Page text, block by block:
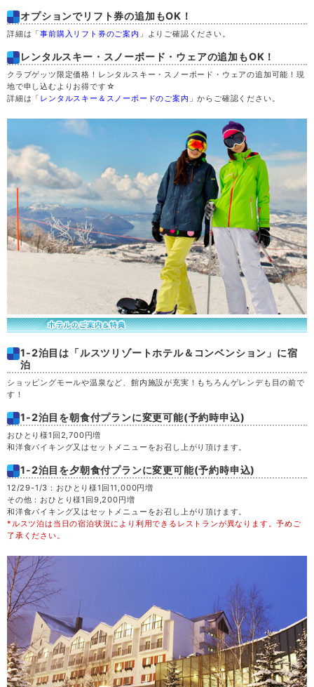
土 29
日 30
オプションでリフト券の追加もOK！
詳細は「事前購入リフト券のご案内 」よりご確認ください。
レンタルスキー・スノーボード・ウェアの追加もOK！
クラブゲッツ限定価格！レンタルスキー・スノーボード・ウェアの追加可能！現
地で申し込むよりお得です☆
詳細は「 レンタルスキー＆スノーボードのご案内 」からご確認ください。
1-2泊目は「ルスツリゾートホテル＆コンベンション」に宿
泊
ショッピングモールや温泉など、館内施設が充実！もちろんゲレンデも目の前で
す！
1-2泊目を朝食付プランに変更可能(予約時申込)
おひとり様1回2,700円増
和洋食バイキング又はセットメニューをお召し上がり頂けます。
1-2泊目を夕朝食付プランに変更可能(予約時申込)
12/29-1/3：おひとり様1回11,000円増
その他：おひとり様1回9,200円増
和洋食バイキング又はセットメニューをお召し上がり頂けます。
*ルスツ泊は当日の宿泊状況により利用できるレストランが異なります。予めご
了承ください。